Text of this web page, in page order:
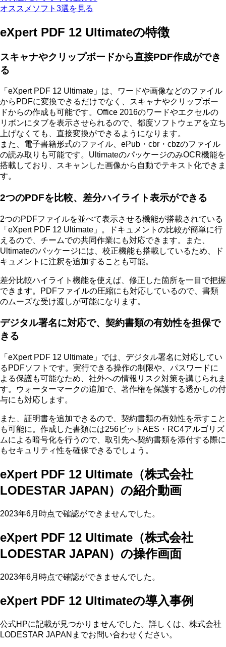
オススメソフト3選を見る
eXpert PDF 12 Ultimateの特徴
スキャナやクリップボードから直接PDF作成ができ
る
「eXpert PDF 12 Ultimate」は、
ワードや画像などのファイル
からPDFに変換できるだけでなく、スキャナやクリップボー
ドからの作成も可能です。Office 2016のワードやエクセルの
リボンにタブを表示させられるので、都度ソフトウェアを立ち
上げなくても、直接変換ができるようになります。
また、電子書籍形式のファイル、ePub・cbr・cbzのファイル
の読み取りも可能です。UltimateのパッケージのみOCR機能を
搭載しており、スキャンした画像から自動でテキスト化できま
す。
2つのPDFを比較、差分ハイライト表示ができる
2つのPDFファイルを並べて表示させる機能が搭載されている
「eXpert PDF 12 Ultimate」。
ドキュメントの比較が簡単に行
えるので、チームでの共同作業にも対応できます。また、
Ultimateのパッケージには、校正機能も搭載しているため、ド
キュメントに注釈を追加することも可能。
差分比較ハイライト機能を使えば、修正した箇所を一目で把握
できます。PDFファイルの圧縮にも対応しているので、書類
のムーズな受け渡しが可能になります。
デジタル署名に対応で、契約書類の有効性を担保で
きる
「eXpert PDF 12 Ultimate」では、デジタル署名に対応してい
るPDFソフトです。実行できる操作の制限や、パスワードに
よる保護も可能なため、社外への情報リスク対策を講じられま
す。ウォーターマークの追加で、著作権を保護する透かしの付
与にも対応します。
また、証明書を追加できるので、契約書類の有効性を示すこと
も可能に。作成した書類には256ビットAES・RC4アルゴリズ
ムによる暗号化を行うので、 取引先へ契約書類を添付する際に
もセキュリティ性を確保できるでしょう 。
eXpert PDF 12 Ultimate（株式会社
LODESTAR JAPAN）の紹介動画
2023年6月時点で確認ができませんでした。
eXpert PDF 12 Ultimate（株式会社
LODESTAR JAPAN）の操作画面
2023年6月時点で確認ができませんでした。
eXpert PDF 12 Ultimateの導入事例
公式HPに記載が見つかりませんでした。詳しくは、株式会社
LODESTAR JAPANまでお問い合わせください。